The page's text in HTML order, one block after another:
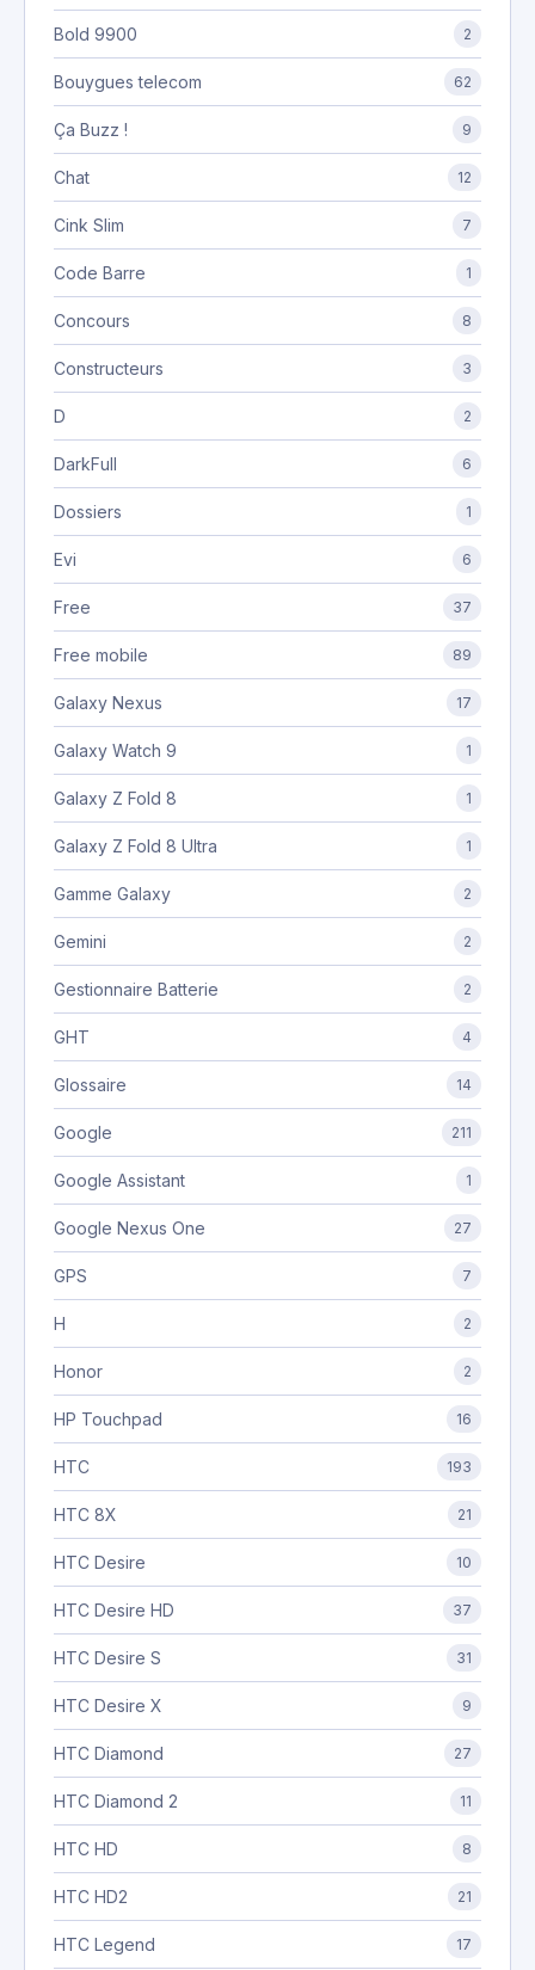
Bold 9900 2
Bouygues telecom 62
Ça Buzz ! 9
Chat 12
Cink Slim 7
Code Barre 1
Concours 8
Constructeurs 3
D 2
DarkFull 6
Dossiers 1
Evi 6
Free 37
Free mobile 89
Galaxy Nexus 17
Galaxy Watch 9 1
Galaxy Z Fold 8 1
Galaxy Z Fold 8 Ultra 1
Gamme Galaxy 2
Gemini 2
Gestionnaire Batterie 2
GHT 4
Glossaire 14
Google 211
Google Assistant 1
Google Nexus One 27
GPS 7
H 2
Honor 2
HP Touchpad 16
HTC 193
HTC 8X 21
HTC Desire 10
HTC Desire HD 37
HTC Desire S 31
HTC Desire X 9
HTC Diamond 27
HTC Diamond 2 11
HTC HD 8
HTC HD2 21
HTC Legend 17